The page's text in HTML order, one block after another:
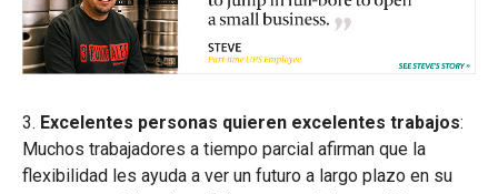
3. Excelentes personas quieren excelentes trabajos:
Muchos trabajadores a tiempo parcial afirman que la
flexibilidad les ayuda a ver un futuro a largo plazo en su